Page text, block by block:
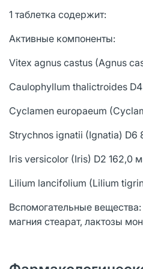
1 таблетка содержит:
Активные компоненты:
Vitex agnus castus (Agnus
Caulophyllum thalictroides
Cyclamen europaeum
Strychnos ignatii (Ignatia) D6
Iris versicolor (Iris) D2 162,0
Lilium lancifolium (Lilium
Вспомогательные
магния стеарат, лактозы